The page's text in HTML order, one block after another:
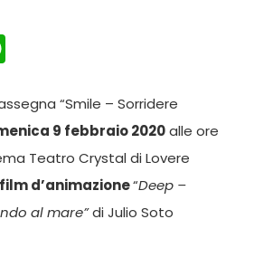
“Smile – Sorridere
9 febbraio 2020alle ore
Teatro Crystal di Lovere
film d’animazione“Deep –
al mare”di Julio Soto